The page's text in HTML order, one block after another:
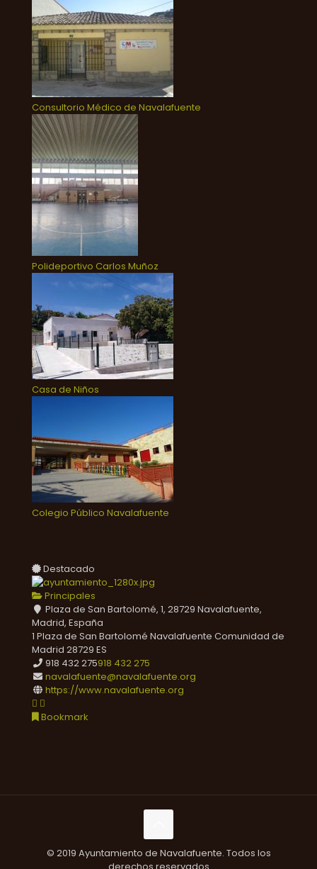
Consultorio Médico de Navalafuente
Polideportivo Carlos Muñoz
Casa de Niños
Colegio Público Navalafuente
Destacado
Principales
Plaza de San Bartolomé, 1, 28729 Navalafuente,
Madrid, España
1 Plaza de San Bartolomé Navalafuente Comunidad de
Madrid 28729 ES
918 432 275918 432 275
navalafuente@navalafuente.org
https://www.navalafuente.org
Bookmark
© 2019 Ayuntamiento de Navalafuente. Todos los